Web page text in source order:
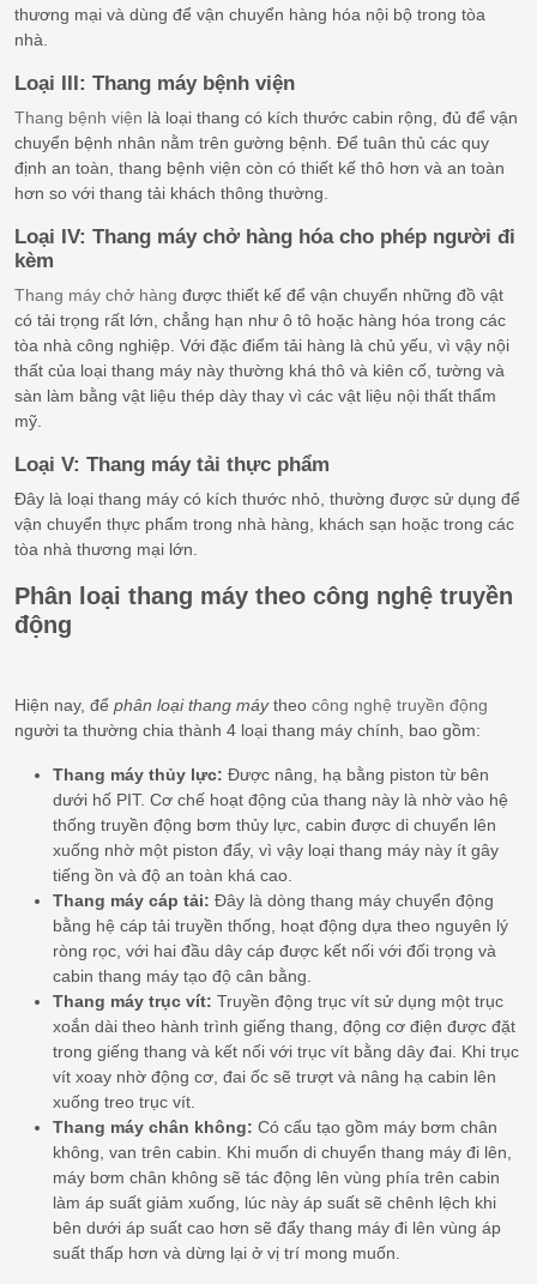
thương mại và dùng để vận chuyển hàng hóa nội bộ trong tòa
nhà.
Loại III: Thang máy bệnh viện
Thang bệnh viện là loại thang có kích thước cabin rộng, đủ để vận
chuyển bệnh nhân nằm trên gường bệnh. Để tuân thủ các quy
định an toàn, thang bệnh viện còn có thiết kế thô hơn và an toàn
hơn so với thang tải khách thông thường.
Loại IV: Thang máy chở hàng hóa cho phép người đi
kèm
Thang máy chở hàng được thiết kế để vận chuyển những đồ vật
có tải trọng rất lớn, chẳng hạn như ô tô hoặc hàng hóa trong các
tòa nhà công nghiệp. Với đặc điểm tải hàng là chủ yếu, vì vậy nội
thất của loại thang máy này thường khá thô và kiên cố, tường và
sàn làm bằng vật liệu thép dày thay vì các vật liệu nội thất thẩm
mỹ.
Loại V: Thang máy tải thực phẩm
Đây là loại thang máy có kích thước nhỏ, thường được sử dụng để
vận chuyển thực phẩm trong nhà hàng, khách sạn hoặc trong các
tòa nhà thương mại lớn.
Phân loại thang máy theo công nghệ truyền
động
Hiện nay, để phân loại thang máytheo công nghệ truyền động
người ta thường chia thành 4 loại thang máy chính, bao gồm:
Thang máy thủy lực: Được nâng, hạ bằng piston từ bên
dưới hố PIT. Cơ chế hoạt động của thang này là nhờ vào hệ
thống truyền động bơm thủy lực, cabin được di chuyển lên
xuống nhờ một piston đẩy, vì vậy loại thang máy này ít gây
tiếng ồn và độ an toàn khá cao.
Thang máy cáp tải: Đây là dòng thang máy chuyển động
bằng hệ cáp tải truyền thống, hoạt động dựa theo nguyên lý
ròng rọc, với hai đầu dây cáp được kết nối với đối trọng và
cabin thang máy tạo độ cân bằng.
Thang máy trục vít: Truyền động trục vít sử dụng một trục
xoắn dài theo hành trình giếng thang, động cơ điện được đặt
trong giếng thang và kết nối với trục vít bằng dây đai. Khi trục
vít xoay nhờ động cơ, đai ốc sẽ trượt và nâng hạ cabin lên
xuống treo trục vít.
Thang máy chân không: Có cấu tạo gồm máy bơm chân
không, van trên cabin. Khi muốn di chuyển thang máy đi lên,
máy bơm chân không sẽ tác động lên vùng phía trên cabin
làm áp suất giảm xuống, lúc này áp suất sẽ chênh lệch khi
bên dưới áp suất cao hơn sẽ đẩy thang máy đi lên vùng áp
suất thấp hơn và dừng lại ở vị trí mong muốn.